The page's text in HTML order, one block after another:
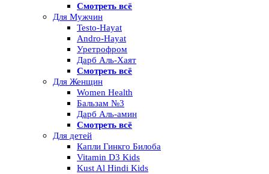
Смотреть всё
Для Мужчин
Testo-Hayat
Andro-Hayat
Уретрофром
Дарб Аль-Хаят
Смотреть всё
Для Женщин
Women Health
Бальзам №3
Дарб Аль-амин
Смотреть всё
Для детей
Капли Гинкго Билоба
Vitamin D3 Kids
Kust Al Hindi Kids